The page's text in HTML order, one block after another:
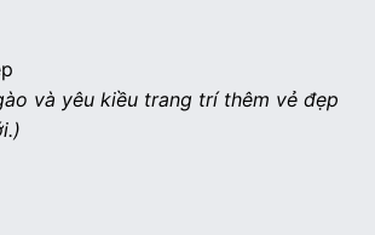
và yêu kiều trang trí thêm vẻ đẹp